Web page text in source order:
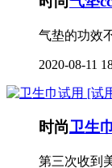
气垫的功效
2020-08-11
时尚卫生
第三次收到